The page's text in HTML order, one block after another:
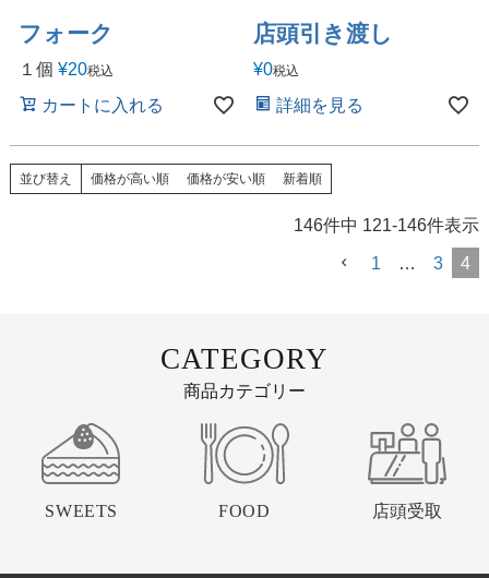
フォーク
１個 ¥20税込
カートに入れる
店頭引き渡し
¥0税込
詳細を見る
並び替え 価格が高い順 価格が安い順 新着順
146件中 121-146件表示
1
… 3 4
CATEGORY
商品カテゴリー
SWEETS FOOD 店頭受取